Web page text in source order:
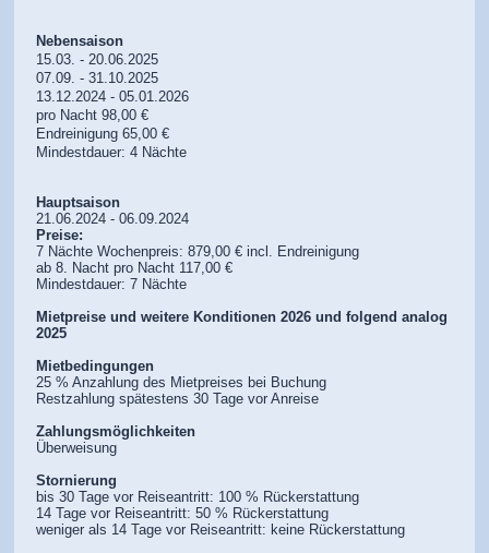
Nebensaison
15.03. - 20.06.2025
07.09. - 31.10.2025
13.12.2024 - 05.01.2026
pro Nacht 98,00 €
Endreinigung 65,00 €
Mindestdauer: 4 Nächte
Hauptsaison
21.06.2024 - 06.09.2024
Preise:
7 Nächte Wochenpreis: 879,00 € incl. Endreinigung
ab 8. Nacht pro Nacht 117,00 €
Mindestdauer: 7 Nächte
Mietpreise und weitere Konditionen 2026 und folgend analog
2025
Mietbedingungen
25 % Anzahlung des Mietpreises bei Buchung
Restzahlung spätestens 30 Tage vor Anreise
Zahlungsmöglichkeiten
Überweisung
Stornierung
bis 30 Tage vor Reiseantritt: 100 % Rückerstattung
14 Tage vor Reiseantritt: 50 % Rückerstattung
weniger als 14 Tage vor Reiseantritt: keine Rückerstattung